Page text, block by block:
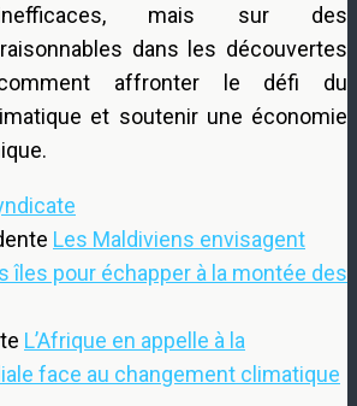
inefficaces, mais sur des
dans les découvertes
affronter le défi du
et soutenir une économie
Les Maldiviens envisagent
îles pour échapper à la montée des
L’Afrique en appelle à la
face au changement climatique